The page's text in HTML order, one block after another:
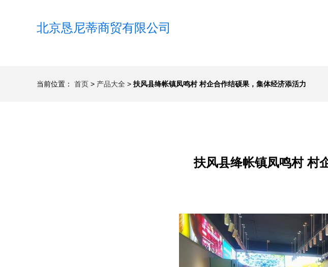
北京恳尼蒂商贸有限公司
当前位置： 首页 > 产品大全 > 扶风县绛帐镇凤鸣村 村企合作结硕果，集体经济添活力
扶风县绛帐镇凤鸣村 村